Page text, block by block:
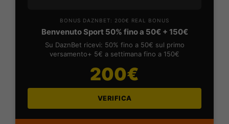
BONUS DAZNBET: 200€ REAL BONUS
Benvenuto Sport 50% fino a 50€ + 150€
Su DaznBet ricevi: 50% fino a 50€ sul primo
versamento+ 5€ a settimana fino a 150€
200€
VERIFICA